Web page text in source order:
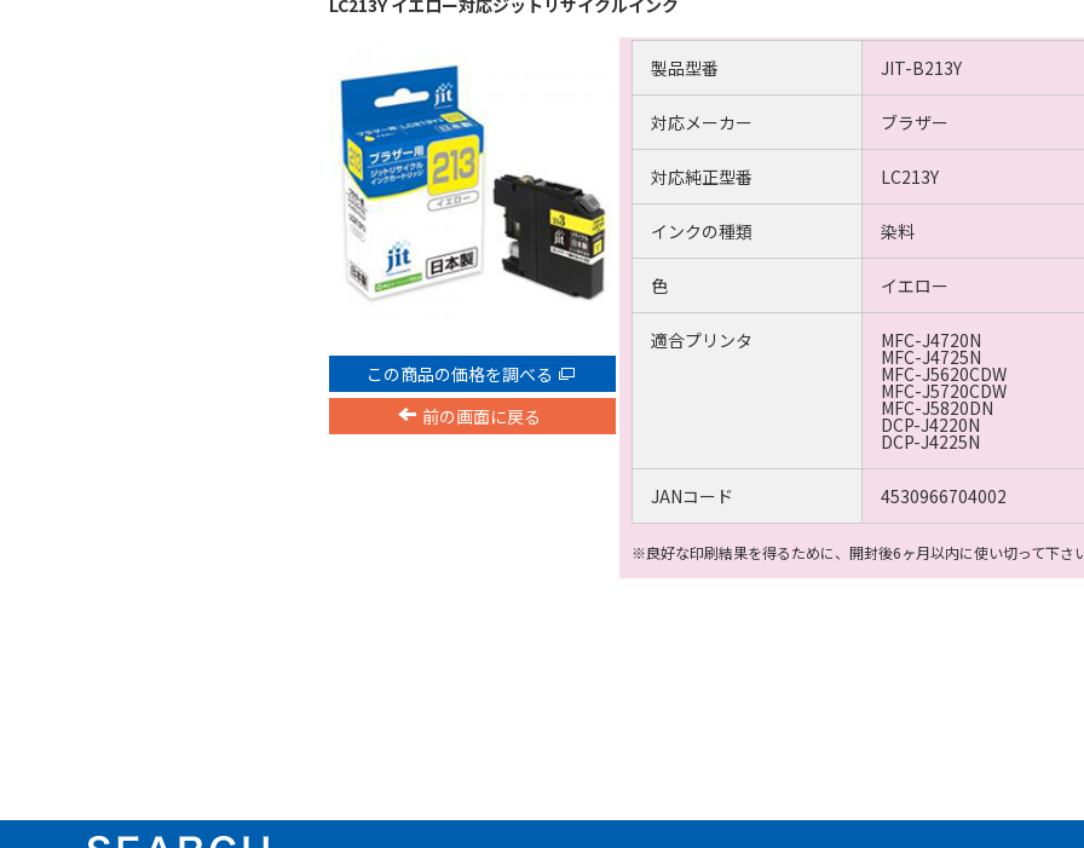
この商品の価格を調べる
前の画面に戻る
製品型番 JIT-B213Y
対応メーカー ブラザー
対応純正型番 LC213Y
インクの種類 染料
色 イエロー
適合プリンタ MFC-J4720N
MFC-J4725N
MFC-J5620CDW
MFC-J5720CDW
MFC-J5820DN
DCP-J4220N
DCP-J4225N
JANコード 4530966704002
※良好な印刷結果を得るために、開封後6ヶ月以内に使い切って下さ